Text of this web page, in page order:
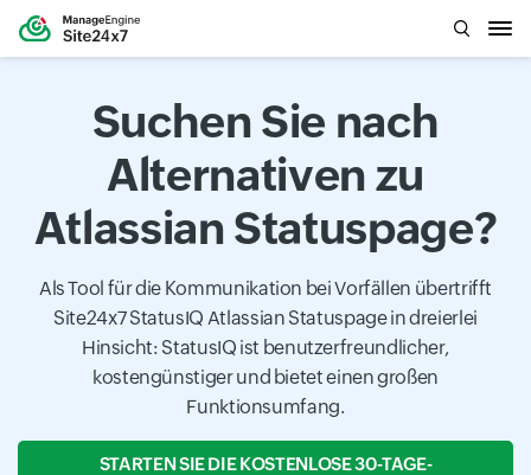
Suchen Sie nach
Alternativen zu
Atlassian Statuspage?
Als Tool für die Kommunikation bei Vorfällen übertrifft
Site24x7 StatusIQ Atlassian Statuspage in dreierlei
Hinsicht: StatusIQ ist benutzerfreundlicher,
kostengünstiger und bietet einen großen
Funktionsumfang.
STARTEN SIE DIE KOSTENLOSE 30-TAGE-